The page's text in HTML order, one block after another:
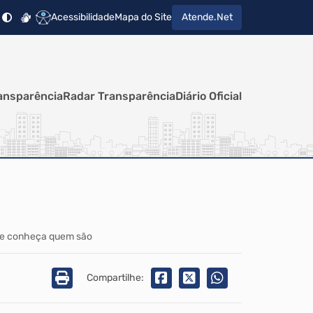
AcessibilidadeMapa do Site Atende.Net
Radar TransparênciaDiário Oficial
conheça quem são
Compartilhe: